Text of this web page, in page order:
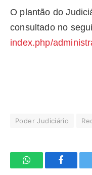
O plantão do
consultado no
index.php/
Poder Judiciário
WhatsApp